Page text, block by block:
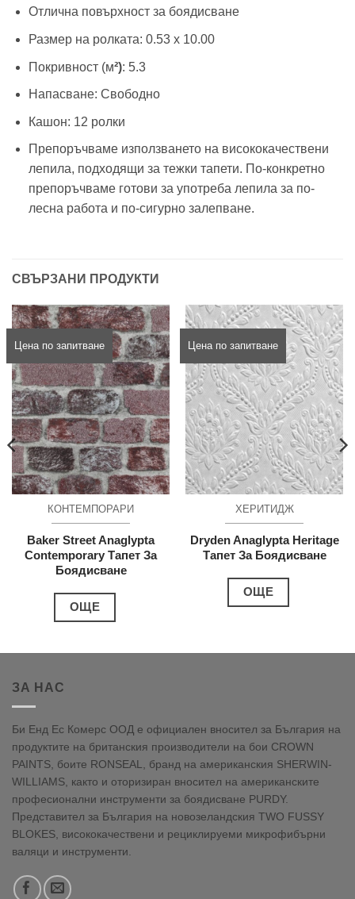
Отлична повърхност за боядисване
Размер на ролката: 0.53 х 10.00
Покривност (м²): 5.3
Напасване: Свободно
Кашон: 12 ролки
Препоръчваме използването на висококачествени
лепила, подходящи за тежки тапети. По-конкретно
препоръчваме готови за употреба лепила за по-
лесна работа и по-сигурно залепване.
СВЪРЗАНИ ПРОДУКТИ
Цена по запитване
КОНТЕМПОРАРИ
Baker Street Anaglypta
Contemporary Тапет За
Боядисване
ОЩЕ
Цена по запитване
ХЕРИТИДЖ
Dryden Anaglypta Heritage
Тапет За Боядисване
ОЩЕ
ЗА НАС
Би Енд Ес Комерс ООД е официален вносител за България на
продуктите на британския производители на бои CROWN
PAINTS, боите RONSEAL, бранд на американския SHERWIN-
WILLIAMS, както и оторизиран вносител на американските
професионални инструменти за боядисване PURDY.
Представител за България на новозеландския TWO FUSSY
BLOKES, висококачествени и рециклируеми микрофибърни
валяци и инструменти.